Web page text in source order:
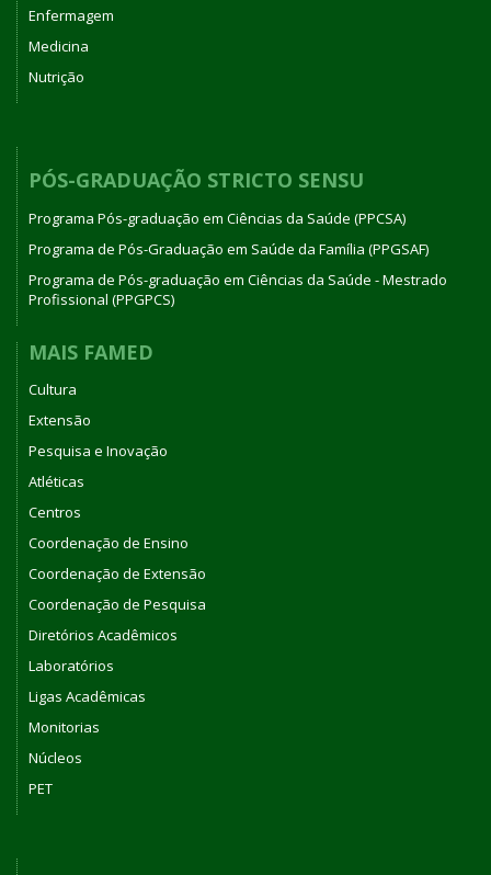
Enfermagem
Medicina
Nutrição
PÓS-GRADUAÇÃO STRICTO SENSU
Programa Pós-graduação em Ciências da Saúde (PPCSA)
Programa de Pós-Graduação em Saúde da Família (PPGSAF)
Programa de Pós-graduação em Ciências da Saúde - Mestrado
Profissional (PPGPCS)
MAIS FAMED
Cultura
Extensão
Pesquisa e Inovação
Atléticas
Centros
Coordenação de Ensino
Coordenação de Extensão
Coordenação de Pesquisa
Diretórios Acadêmicos
Laboratórios
Ligas Acadêmicas
Monitorias
Núcleos
PET